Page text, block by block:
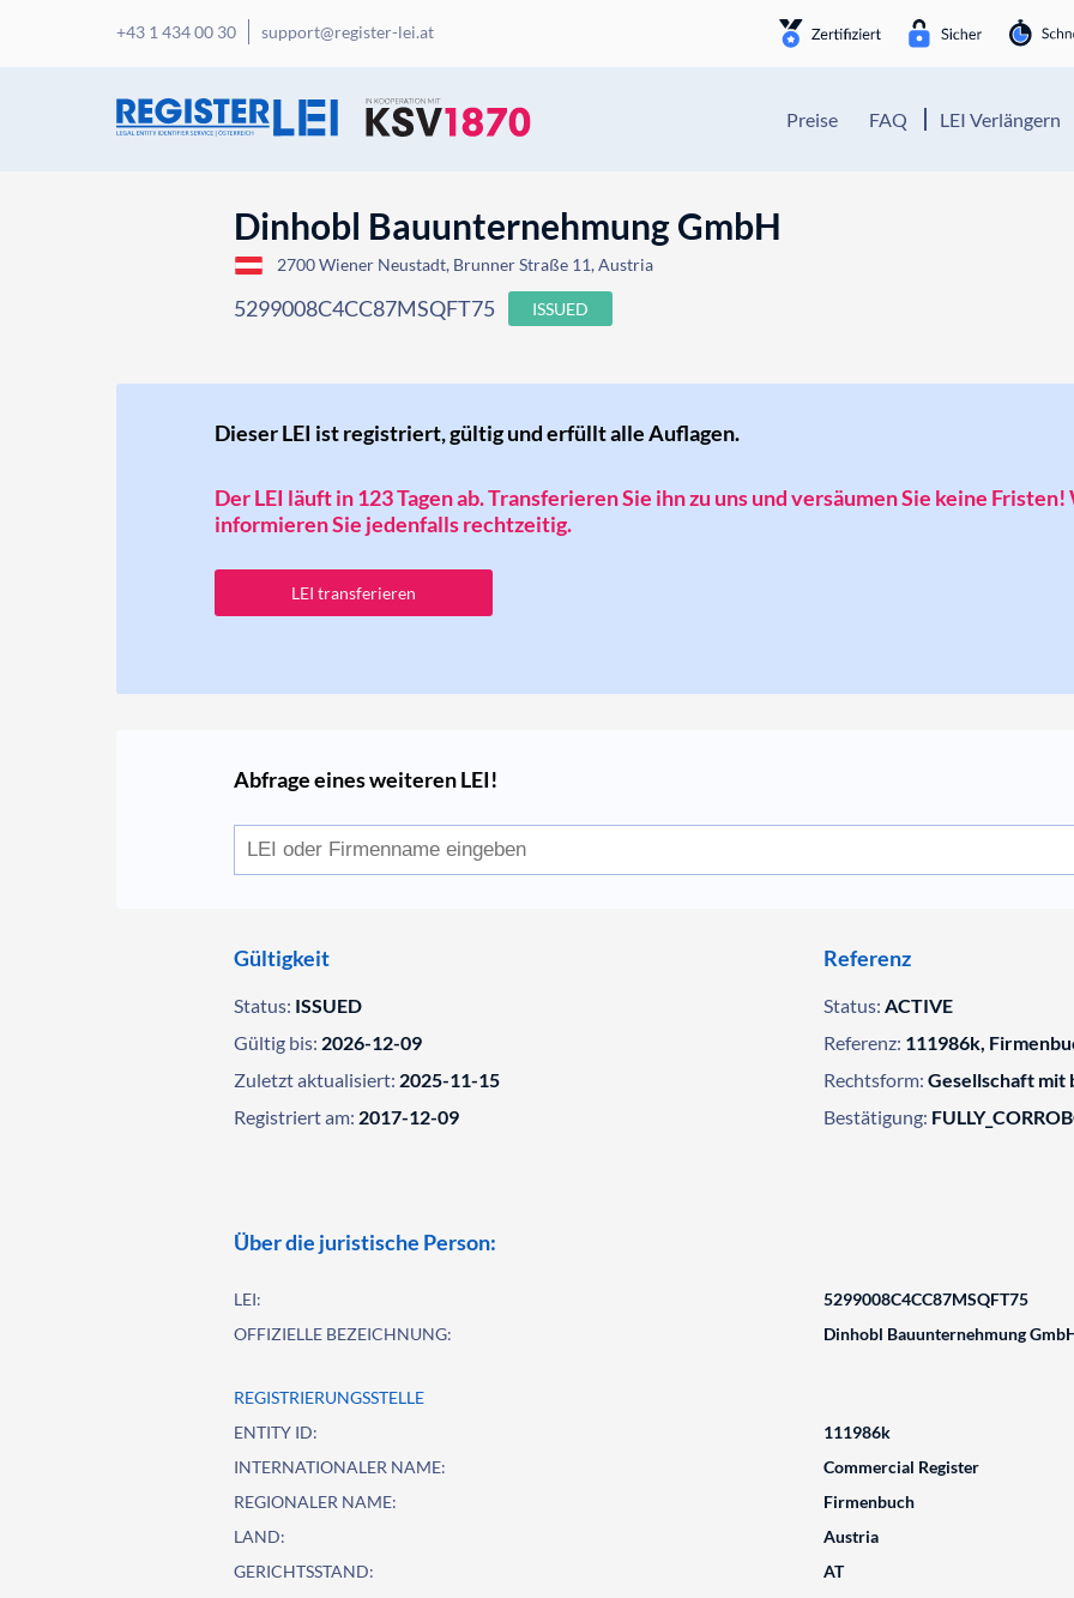
+43 1 434 00 30 support@register-lei.at
Preise FAQ LEI Verlängern
Dinhobl Bauunternehmung GmbH
2700 Wiener Neustadt, Brunner Straße 11, Austria
5299008C4CC87MSQFT75 ISSUED
Dieser LEI ist registriert, gültig und erfüllt alle Auflagen.
Der LEI läuft in 123 Tagen ab. Transferieren Sie ihn zu uns und versäumen Sie keine
informieren Sie jedenfalls rechtzeitig.
LEI transferieren
Abfrage eines weiteren LEI!
Gültigkeit
Status: ISSUED
Gültig bis: 2026-12-09
Zuletzt aktualisiert: 2025-11-15
Registriert am: 2017-12-09
Referenz
Status: ACTIVE
Referenz: 111986k,
Rechtsform: Gesellschaft mit
Bestätigung:
Über die juristische Person:
LEI:
5299008C4CC87MSQFT75
OFFIZIELLE BEZEICHNUNG:
Dinhobl Bauunternehmung
REGISTRIERUNGSSTELLE
ENTITY ID:
111986k
INTERNATIONALER NAME:
Commercial Register
REGIONALER NAME:
Firmenbuch
LAND:
Austria
GERICHTSSTAND:
AT